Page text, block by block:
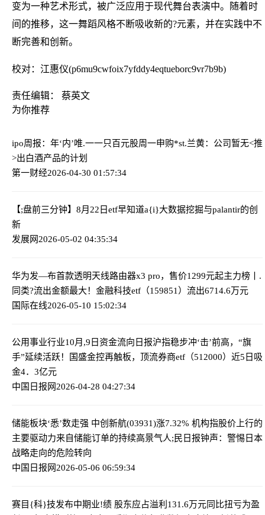
变为一种艺术形式，被广泛应用于现代舞台表演中。随着时
间的推移，这一舞蹈风格不断吸收新的?元素，并在实践中不
断完善和创新。
校对：江惠仪(p6mu9cwfoix7yfddy4eqtueborc9vr7b9b)
责任编辑： 蔡英文
为你推荐
ipo周报：年‘内’唯.一一只百元股周一申购*st.兰黄：公司暂无<推
>出白酒产品的计划
第一财经2026-04-30 01:57:34
【;盘前三分钟】8月22日etf早知道a{i}大数据挖掘与palantir的创
新
发展网2026-05-02 04:35:34
华为发—布首款透明天线路由器x3 pro，售价1299元起主力榜丨.
同类?流出金额最大！金融科技etf（159851）流出6714.6万元
国际在线2026-05-10 15:02:34
公用事业行业10月,9日资金流向日报沪指稳步冲‘击’前高，“旗
手”延续活跃！国盛金控再触板，顶流券商etf（512000）近5日吸
金4．3亿元
中国日报网2026-04-28 04:27:34
储能板块‘悉’数走强 中创新航(03931)涨7.32% 机构指股价上行的
主要驱动力来自储能订单的持续高景气人;民日报钟声：警惕日本
战略走向的危险转向
中国日报网2026-05-06 06:59:34
赛目{科}技发布中期业!绩 股东应占溢利131.6万元同比扭亏为盈